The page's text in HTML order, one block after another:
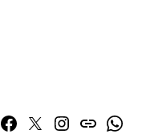
Facebook
TwitterInstagram
issuu